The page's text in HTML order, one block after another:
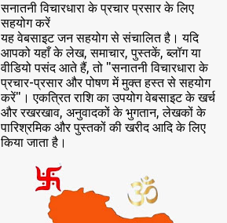
सनातनी विचारधारा के प्रचार प्रसार के लिए
सहयोग करें
यह वेबसाइट जन सहयोग से संचालित है। यदि
आपको यहाँ के लेख, समाचार, पुस्तकें, ब्लॉग या
वीडियो पसंद आते हैं, तो "सनातनी विचारधारा के
प्रचार-प्रसार और पोषण में मुक्त हस्त से सहयोग
करें"। एकत्रित राशि का उपयोग वेबसाइट के खर्च
और रखरखाव, अनुवादकों के भुगतान, लेखकों के
पारिश्रमिक और पुस्तकों की खरीद आदि के लिए
किया जाता है।